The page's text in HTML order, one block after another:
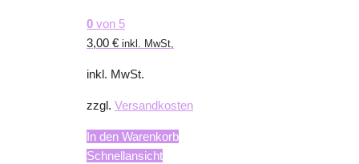
0 von 5
3,00 € inkl. MwSt,
inkl. MwSt.
zzgl. Versandkosten
In den Warenkorb
Schnellansicht